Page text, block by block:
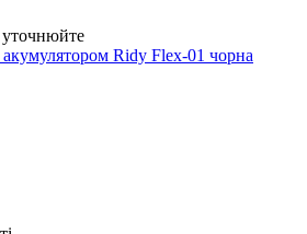
Ridy Flex-01 чорна